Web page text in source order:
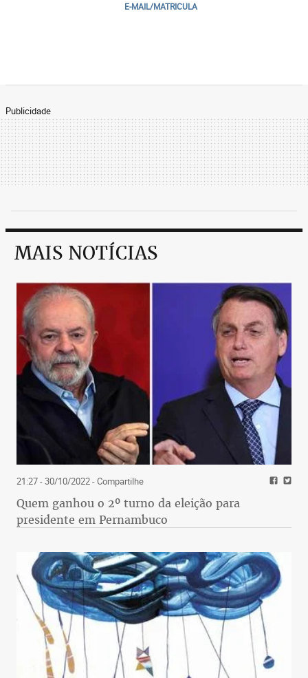
E-MAIL/MATRICULA
Publicidade
MAIS NOTÍCIAS
21:27 - 30/10/2022- Compartilhe
Quem ganhou o 2º turno da eleição para
presidente em Pernambuco